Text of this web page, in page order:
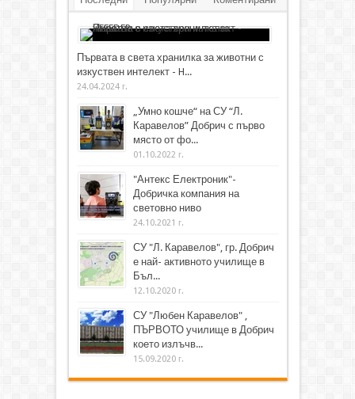
Първата в света хранилка за животни с
изкуствен интелект - H...
24.04.2024 г.
„Умно кошче“ на СУ “Л.
Каравелов” Добрич с първо
място от фо...
01.10.2022 г.
"Антекс Електроник"-
Добричка компания на
световно ниво
24.10.2021 г.
СУ "Л. Каравелов", гр. Добрич
е най- активното училище в
Бъл...
12.10.2020 г.
СУ "Любен Каравелов" ,
ПЪРВОТО училище в Добрич
което излъчв...
15.09.2020 г.